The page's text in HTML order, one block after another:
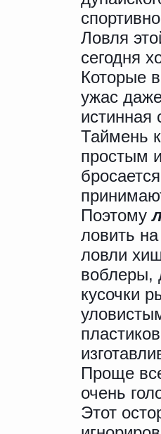
Ловля
сегодня
Которые
ужас
истинная
Таймень
простым
Поэтому
ловить
ловли
воблеры,
кусочки
Проще
очень
Этот